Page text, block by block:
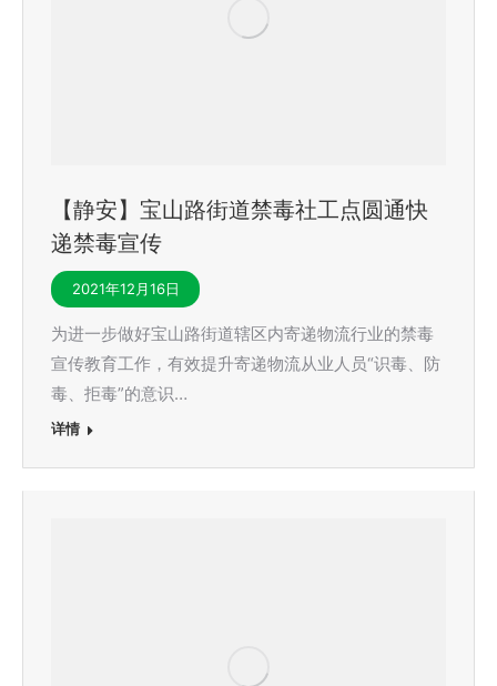
【静安】宝山路街道禁毒社工点圆通快
递禁毒宣传
2021年12月16日
为进一步做好宝山路街道辖区内寄递物流行业的禁毒
宣传教育工作，有效提升寄递物流从业人员“识毒、防
毒、拒毒”的意识…
详情